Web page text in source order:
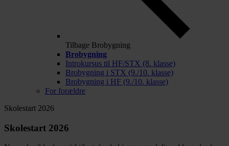
Tilbage Brobygning
Brobygning
Introkursus til HF/STX (8. klasse)
Brobygning i STX (9./10. klasse)
Brobygning i HF (9./10. klasse)
For forældre
Skolestart 2026
Skolestart 2026